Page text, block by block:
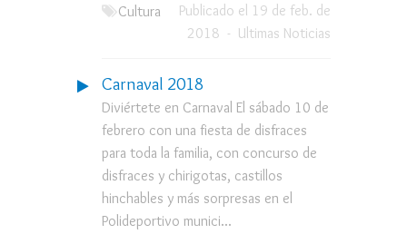
Cultura
Publicado el 19 de feb. de
2018 - Ultimas Noticias
Carnaval 2018
Diviértete en Carnaval El sábado 10 de
febrero con una fiesta de disfraces
para toda la familia, con concurso de
disfraces y chirigotas, castillos
hinchables y más sorpresas en el
Polideportivo munici...